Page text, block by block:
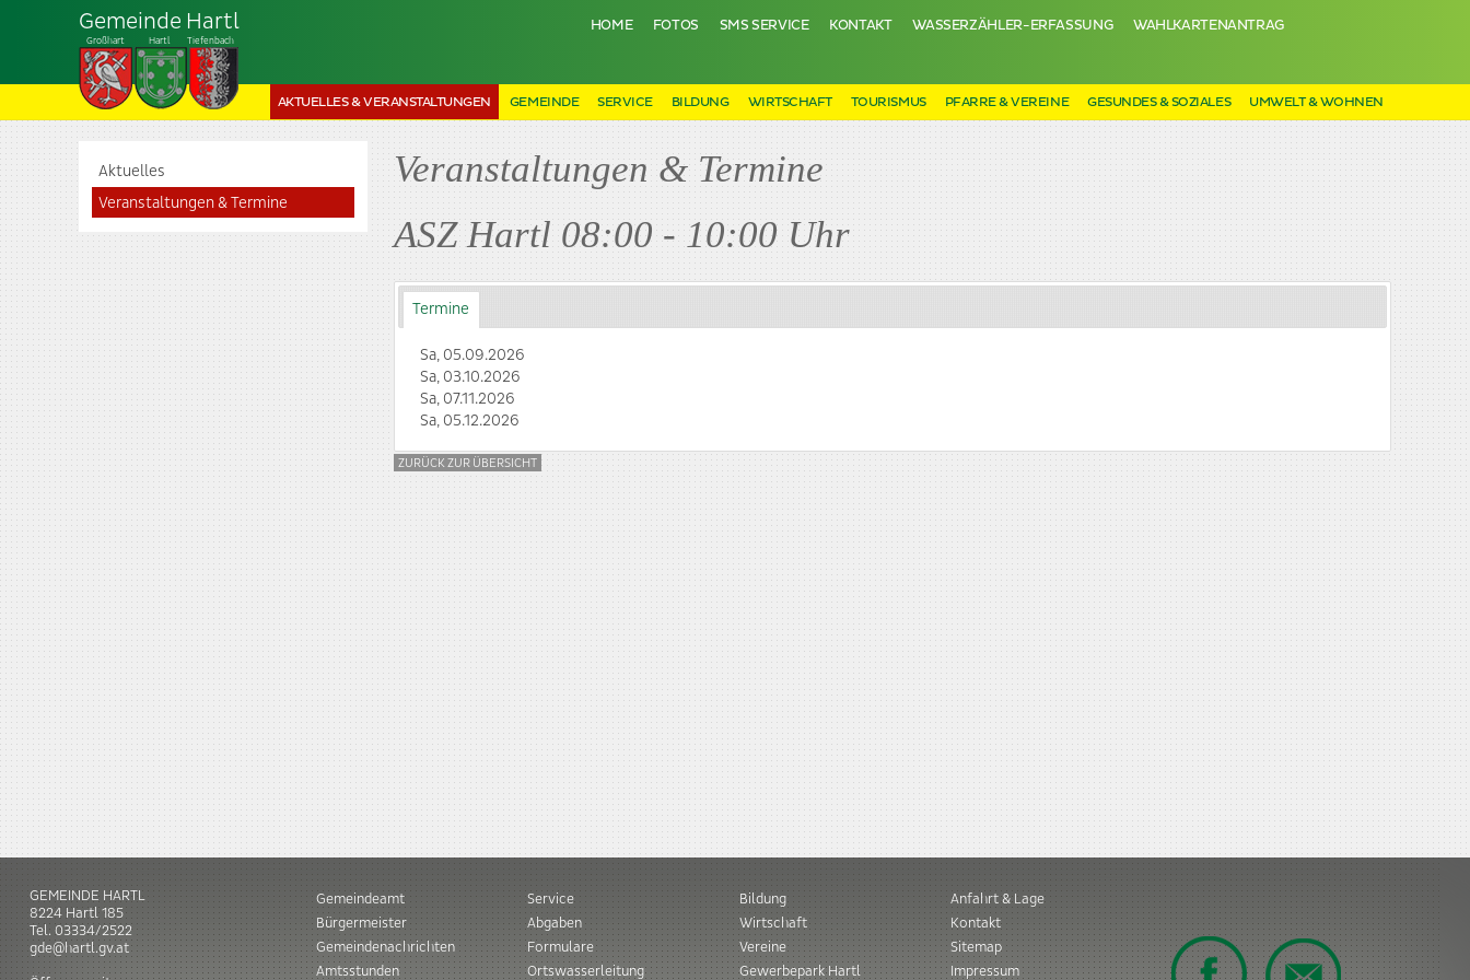
Gemeinde Hartl
Großhart Hartl Tiefenbach
HOME FOTOS SMS SERVICE KONTAKT WASSERZÄHLER-ERFASSUNG WAHLKARTENANTRAG
AKTUELLES & VERANSTALTUNGEN GEMEINDE SERVICE BILDUNG WIRTSCHAFT TOURISMUS PFARRE & VEREINE GESUNDES & SOZIALES UMWELT & WOHNEN
Aktuelles
Veranstaltungen & Termine
Veranstaltungen & Termine
ASZ Hartl 08:00 - 10:00 Uhr
Termine
Sa, 05.09.2026
Sa, 03.10.2026
Sa, 07.11.2026
Sa, 05.12.2026
ZURÜCK ZUR ÜBERSICHT
GEMEINDE HARTL
8224Hartl185
Tel. 03334/2522
gde@hartl.gv.at
Gemeindeamt
Bürgermeister
Gemeindenachrichten
Amtsstunden
Service
Abgaben
Formulare
Ortswasserleitung
Bildung
Wirtschaft
Vereine
Gewerbepark Hartl
Anfahrt & Lage
Kontakt
Sitemap
Impressum